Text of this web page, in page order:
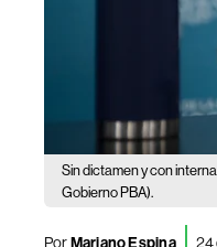
Sin dictamen y con
Gobierno PBA).
PorMariano Espina 24